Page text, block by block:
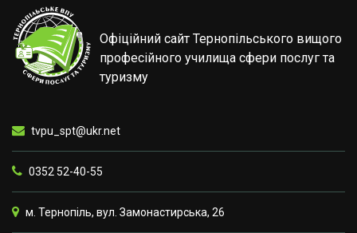
Офіційний сайт Тернопільського вищого
професійного училища сфери послуг та
туризму
tvpu_spt@ukr.net
0352 52-40-55
м. Тернопіль, вул. Замонастирська, 26